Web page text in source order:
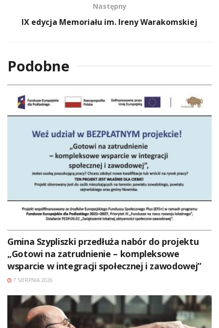
Następny
IX edycja Memoriału im. Ireny Warakomskiej
Podobne
Gmina Szypliszki przedłuża nabór do projektu
„Gotowi na zatrudnienie – kompleksowe
wsparcie w integracji społecznej i zawodowej”
7 SIERPNIA 2026